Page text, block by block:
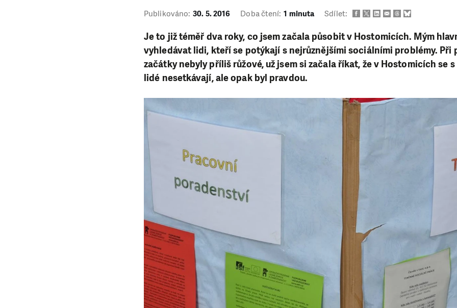
Publikováno: 30. 5. 2016 Doba čtení: 1 minuta Sdílet:
Je to již téměř dva roky, co jsem začala působit v Hostomicích. Mým
vyhledávat lidi, kteří se potýkají s nejrůznějšími sociálními problémy. Při
začátky nebyly příliš růžové, už jsem si začala říkat, že v Hostomicích se
lidé nesetkávají, ale opak byl pravdou.